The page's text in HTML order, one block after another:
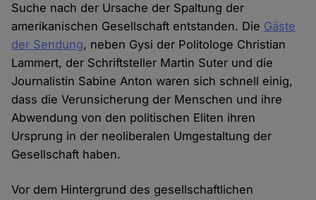
Suche nach der Ursache der Spaltung der
amerikanischen Gesellschaft entstanden. Die Gäste
der Sendung, neben Gysi der Politologe Christian
Lammert, der Schriftsteller Martin Suter und die
Journalistin Sabine Anton waren sich schnell einig,
dass die Verunsicherung der Menschen und ihre
Abwendung von den politischen Eliten ihren
Ursprung in der neoliberalen Umgestaltung der
Gesellschaft haben.
Vor dem Hintergrund des gesellschaftlichen